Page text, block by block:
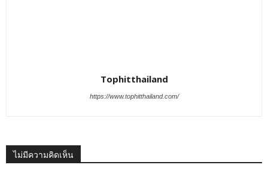
Tophitthailand
https://www.tophitthailand.com/
ไม่มีความคิดเห็น